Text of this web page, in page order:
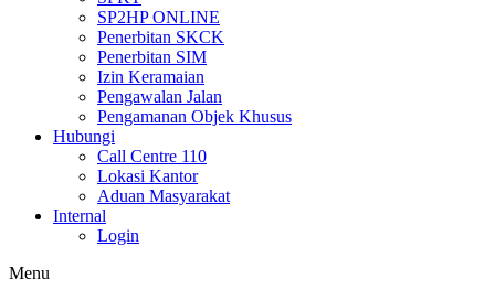
SP2HP ONLINE
Penerbitan SKCK
Penerbitan SIM
Izin Keramaian
Pengawalan Jalan
Pengamanan Objek Khusus
Hubungi
Call Centre 110
Lokasi Kantor
Aduan Masyarakat
Internal
Login
Menu